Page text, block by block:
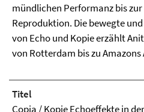
mündlichen Performanz bis
Reproduktion. Die bewegte
von Echo und Kopie erzählt
von Rotterdam bis zu Amazons
Titel
Copia / Kopie Echoeffekte in